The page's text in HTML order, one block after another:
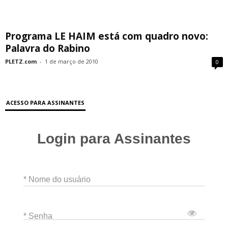
Programa LE HAIM está com quadro novo:
Palavra do Rabino
PLETZ.com - 1 de março de 2010 0
ACESSO PARA ASSINANTES
Login para Assinantes
* Nome do usuário
* Senha